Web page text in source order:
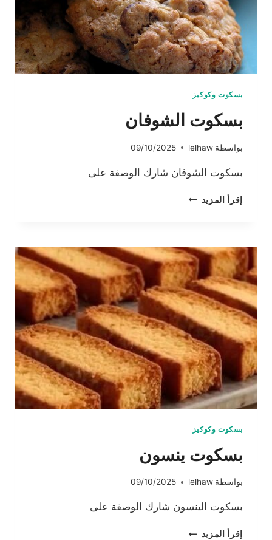
بسكوت وكوكيز
بسكوت الشوفان
بواسطة lelhaw
09/10/2025
بسكوت الشوفان شارك الوصفة على
إقرأ المزيد بسكوت
بسكوت وكوكيز
بسكوت ينسون
بواسطة lelhaw
09/10/2025
بسكوت الينسون شارك الوصفة على
إقرأ المزيد بسكوت